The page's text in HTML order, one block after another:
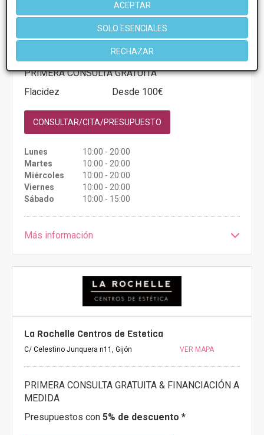
ACEPTAR
SOLO ESENCIALES
RECHAZAR
11 Opiniones
C/ González del Valle, 9 Bajo - 33003,
Oviedo
PRIMERA CONSULTA GRATUITA
Flacidez
Desde 100€
CONSULTAR/CITA/PRESUPUESTO
Lunes
10:00 - 20:00
Martes
10:00 - 20:00
Miércoles
10:00 - 20:00
Viernes
10:00 - 20:00
Sábado
10:00 - 15:00
Más información
La Rochelle Centros de Estetica
C/ Celestino Junquera n11, Gijón VER MAPA
PRIMERA CONSULTA GRATUITA & FINANCIACIÓN A
MEDIDA
Presupuestos con 5% de descuento *